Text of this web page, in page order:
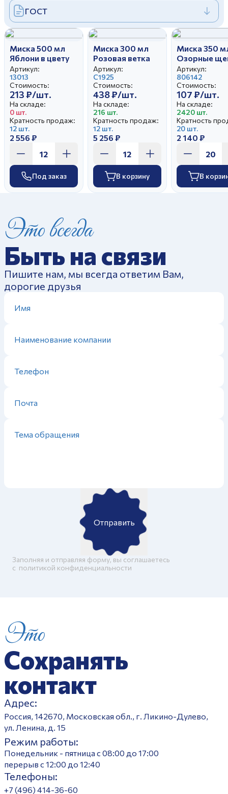
ГОСТ
Миска 500 мл
Яблони в цвету
Артикул:
13013
Стоимость:
213 ₽/шт.
На складе:
0 шт.
Кратность продаж:
12 шт.
2 556 ₽
Под заказ
Миска 300 мл
Розовая ветка
Артикул:
С1925
Стоимость:
438 ₽/шт.
На складе:
216 шт.
Кратность продаж:
12 шт.
5 256 ₽
В корзину
Миска 350
Озорные
Артикул:
806142
Стоимость:
107 ₽/шт.
На складе:
2420 шт.
Кратность
20 шт.
2 140 ₽
В
Это всегда
Быть на связи
Пишите нам, мы всегда ответим Вам,
дорогие друзья
Отправить
Заполняя и отправляя форму, вы соглашаетесь
c политикой конфиденциальности
Это
Сохранять
контакт
Адрес:
Россия, 142670, Московская обл., г. Ликино-Дулево,
ул. Ленина, д. 15
Режим работы:
Понедельник - пятница с 08:00 до 17:00
перерыв с 12:00 до 12:40
Телефоны:
+7 (496) 414-36-60